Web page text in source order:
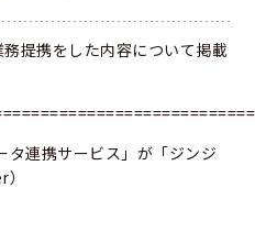
提携をした内容について掲載
タ連携サービス」が「ジンジ